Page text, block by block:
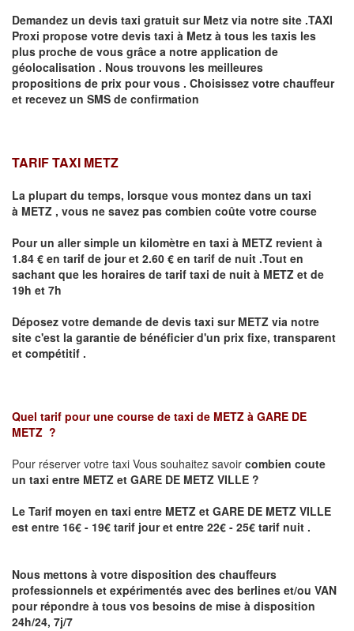
Demandez un devis taxi gratuit sur Metz via notre site .TAXI
Proxi propose votre devis taxi à Metz à tous les taxis les
plus proche de vous grâce a notre application de
géolocalisation . Nous trouvons les meilleures
propositions de prix pour vous . Choisissez votre chauffeur
et recevez un SMS de confirmation
TARIF TAXI METZ
La plupart du temps, lorsque vous montez dans un taxi
à METZ , vous ne savez pas combien coûte votre course
Pour un aller simple un kilomètre en taxi à METZ revient à
1.84 € en tarif de jour et 2.60 € en tarif de nuit .Tout en
sachant que les horaires de tarif taxi de nuit à METZ et de
19h et 7h
Déposez votre demande de devis taxi sur METZ via notre
site c'est la garantie de bénéficier d'un prix fixe, transparent
et compétitif .
Quel tarif pour une course de taxi de METZ à GARE DE
METZ ?
Pour réserver votre taxi Vous souhaitez savoir combien coute
un taxi entre METZ et GARE DE METZ VILLE ?
Le Tarif moyen en taxi entre METZ et GARE DE METZ VILLE
est entre 16€ - 19€ tarif jour et entre 22€ - 25€ tarif nuit .
Nous mettons à votre disposition des chauffeurs
professionnels et expérimentés avec des berlines et/ou VAN
pour répondre à tous vos besoins de mise à disposition
24h/24, 7j/7